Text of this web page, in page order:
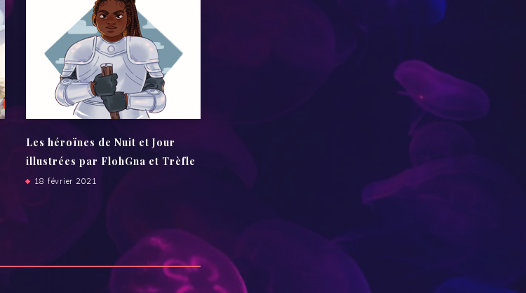
Les héroïnes de Nuit et Jour
illustrées par FlohGna et Trèfle
18 février 2021